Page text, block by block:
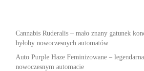
Cannabis Ruderalis – mało znany gatunek
byłoby nowoczesnych automatów
Auto Purple Haze Feminizowane –
nowoczesnym automacie